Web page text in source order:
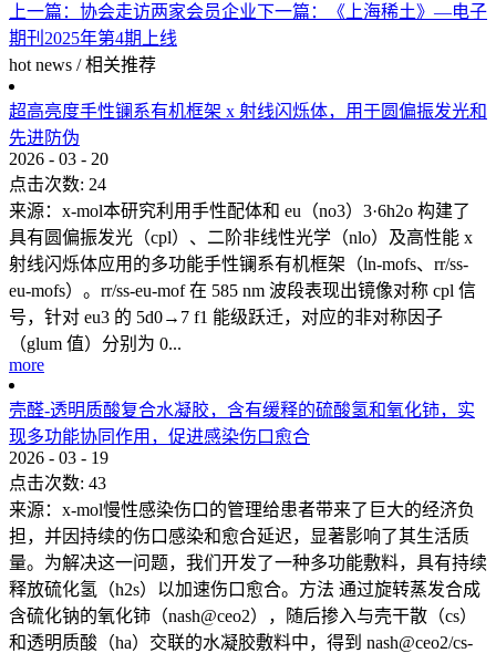
上一篇： 协会走访两家会员企业下一篇：
《上海稀土》—电子
期刊2025年第4期上线
hot news / 相关推荐
超高亮度手性镧系有机框架 x 射线闪烁体，用于圆偏振发光和
先进防伪
2026 - 03 - 20
点击次数: 24
来源：x-mol本研究利用手性配体和 eu（no3）3·6h2o 构建了
具有圆偏振发光（cpl）、二阶非线性光学（nlo）及高性能 x
射线闪烁体应用的多功能手性镧系有机框架（ln-mofs、rr/ss-
eu-mofs）。rr/ss-eu-mof 在 585 nm 波段表现出镜像对称 cpl 信
号，针对 eu3 的 5d0→7 f1 能级跃迁，对应的非对称因子
（glum 值）分别为 0...
more
壳醛-透明质酸复合水凝胶，含有缓释的硫酸氢和氧化铈，实
现多功能协同作用，促进感染伤口愈合
2026 - 03 - 19
点击次数: 43
来源：x-mol慢性感染伤口的管理给患者带来了巨大的经济负
担，并因持续的伤口感染和愈合延迟，显著影响了其生活质
量。为解决这一问题，我们开发了一种多功能敷料，具有持续
释放硫化氢（h2s）以加速伤口愈合。方法 通过旋转蒸发合成
含硫化钠的氧化铈（nash@ceo2），随后掺入与壳干散（cs）
和透明质酸（ha）交联的水凝胶敷料中，得到 nash@ceo2/cs-